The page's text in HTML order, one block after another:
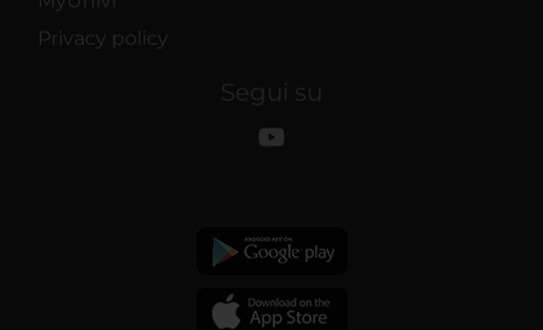
Privacy policy
Segui su